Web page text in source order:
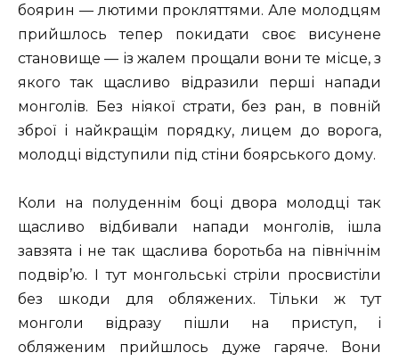
боярин — лютими прокляттями. Але молодцям
прийшлось тепер покидати своє висунене
становище — із жалем прощали вони те місце, з
якого так щасливо відразили перші напади
монголів. Без ніякої страти, без ран, в повній
зброї і найкращім порядку, лицем до ворога,
молодці відступили під стіни боярського дому.
Коли на полуденнім боці двора молодці так
щасливо відбивали напади монголів, ішла
завзята і не так щаслива боротьба на північнім
подвір’ю. І тут монгольські стріли просвистіли
без шкоди для обляжених. Тільки ж тут
монголи відразу пішли на приступ, і
обляженим прийшлось дуже гаряче. Вони